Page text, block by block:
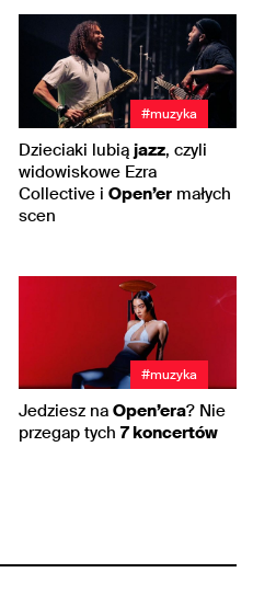
#muzyka
Dzieciaki lubią jazz, czyli
widowiskowe Ezra
Collective i Open’er małych
scen
#muzyka
Jedziesz na Open’era? Nie
przegap tych 7 koncertów